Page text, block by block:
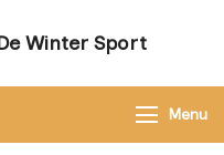
Winter Sport
De Winter Sport
Menu